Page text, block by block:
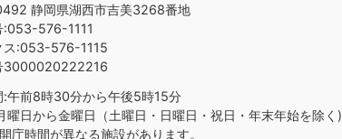
静岡県湖西市吉美3268番地
:053-576-1111
ス:053-576-1115
3000020222216
:午前8時30分から午後5時15分
曜日から金曜日（土曜日・日曜日・祝日・年末年始を除く)
庁時間が異なる施設があります。